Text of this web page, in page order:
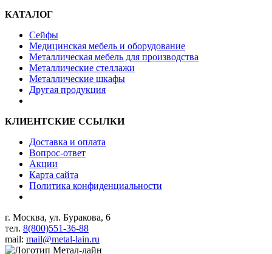
КАТАЛОГ
Сейфы
Медицинская мебель и оборудование
Металлическая мебель для производства
Металлические стеллажи
Металлические шкафы
Другая продукция
КЛИЕНТСКИЕ ССЫЛКИ
Доставка и оплата
Вопрос-ответ
Акции
Карта сайта
Политика конфиденциальности
г. Москва, ул. Буракова, 6
тел. 8(800)551-36-88
mail: mail@metal-lain.ru